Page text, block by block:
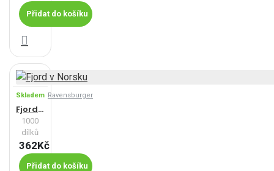
Přidat do košíku
Skladem Ravensburger
Fjord v Norsku
1000
dílků
362Kč
Přidat do košíku